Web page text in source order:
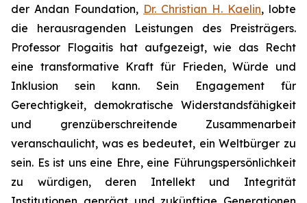
der Andan Foundation, Dr. Christian H. Kaelin, lobte
die herausragenden Leistungen des Preisträgers.
Professor Flogaitis hat aufgezeigt, wie das Recht
eine transformative Kraft für Frieden, Würde und
Inklusion sein kann. Sein Engagement für
Gerechtigkeit, demokratische Widerstandsfähigkeit
und grenzüberschreitende Zusammenarbeit
veranschaulicht, was es bedeutet, ein Weltbürger zu
sein. Es ist uns eine Ehre, eine Führungspersönlichkeit
zu würdigen, deren Intellekt und Integrität